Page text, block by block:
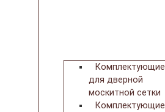
Комплектующие
для дверной
москитной сетки
Комплектующие